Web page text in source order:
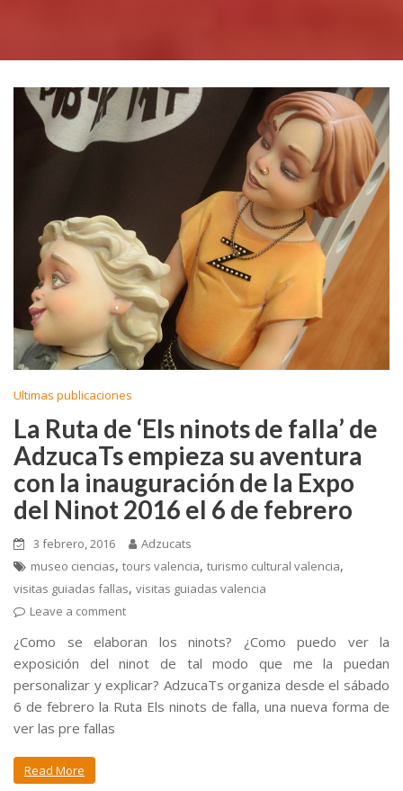
Ultimas publicaciones
La Ruta de ‘Els ninots de falla’ de
AdzucaTs empieza su aventura
con la inauguración de la Expo
del Ninot 2016 el 6 de febrero
3 febrero, 2016
Adzucats
museo ciencias, tours valencia, turismo cultural valencia,
visitas guiadas fallas, visitas guiadas valencia
Leave a comment
¿Como se elaboran los ninots? ¿Como puedo ver la
exposición del ninot de tal modo que me la puedan
personalizar y explicar? AdzucaTs organiza desde el sábado
6 de febrero la Ruta Els ninots de falla, una nueva forma de
ver las pre fallas
Read More